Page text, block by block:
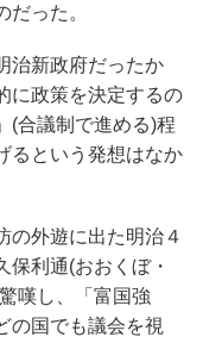
った。
治新政府だったか
に政策を決定するの
(合議制で進める)程
るという発想はなか
外遊に出た明治４
保利通(おおくぼ・
嘆し、「富国強
の国でも議会を視